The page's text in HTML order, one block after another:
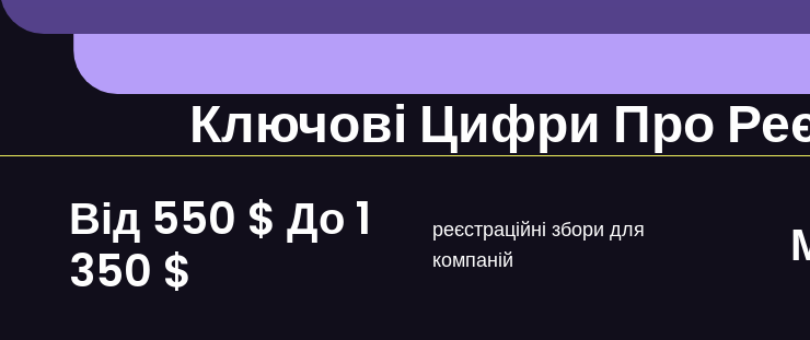
Ключові Цифри Про
Від 550 $ До 1
350 $
реєстраційні збори для
компаній